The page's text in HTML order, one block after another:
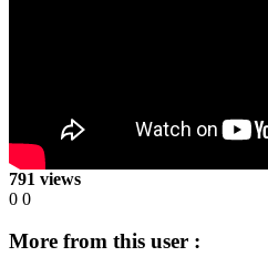
791 views
0 0
More from this user :